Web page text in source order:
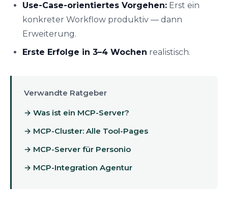
Use-Case-orientiertes Vorgehen: Erst ein
konkreter Workflow produktiv — dann
Erweiterung.
Erste Erfolge in 3–4 Wochen realistisch.
Verwandte Ratgeber
→ Was ist ein MCP-Server?
→ MCP-Cluster: Alle Tool-Pages
→ MCP-Server für Personio
→ MCP-Integration Agentur